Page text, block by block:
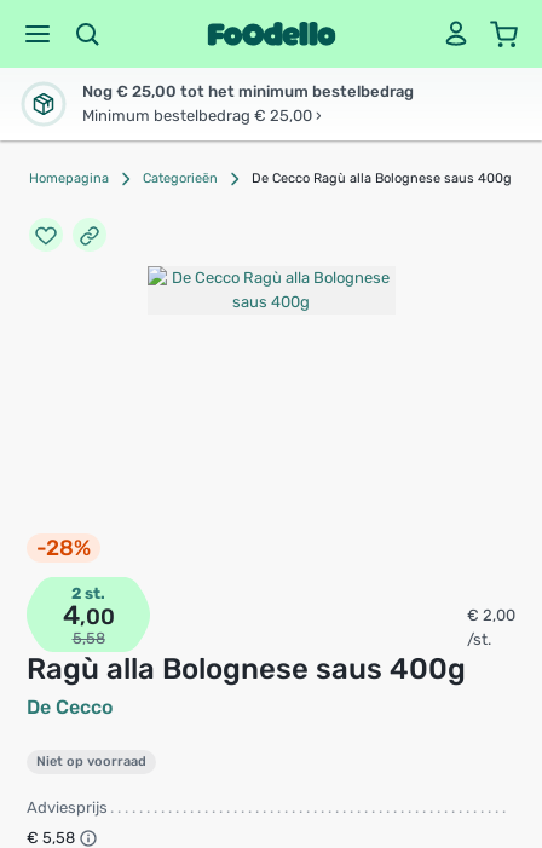
Nog € 25,00 tot het minimum bestelbedrag
Minimum bestelbedrag € 25,00 ›
Homepagina Categorieën De Cecco Ragù alla Bolognese saus 400g
-28%
Ragù alla Bolognese saus 400g
De Cecco
2 st.
4,00
5,58
€ 2,00
/st.
Niet op voorraad
Adviesprijs
€ 5,58